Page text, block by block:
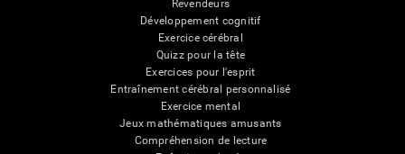
Revendeurs
Développement cognitif
Exercice cérébral
Quizz pour la tête
Exercices pour l'esprit
Entraînement cérébral personnalisé
Exercice mental
Jeux mathématiques amusants
Compréhension de lecture